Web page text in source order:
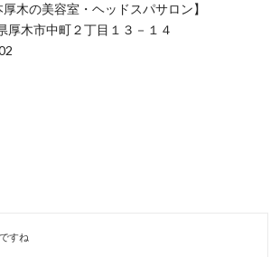
木の美容室・ヘッドスパサロン】
厚木市中町２丁目１３－１４
すね